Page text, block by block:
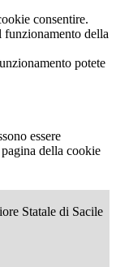
consentire.
funzionamento della
potete
essere
della cookie
Statale di Sacile